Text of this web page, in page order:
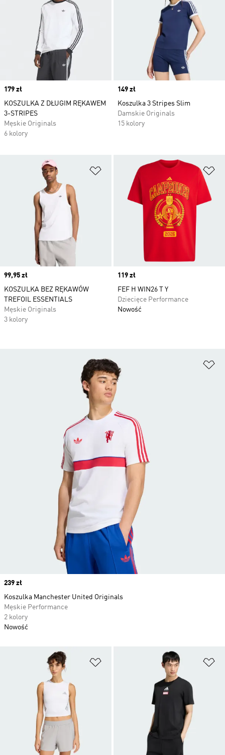
Price
179 zł
KOSZULKA Z DŁUGIM RĘKAWEM
3-STRIPES
Męskie Originals
6 kolory
Price
149 zł
Koszulka 3 Stripes Slim
Damskie Originals
15 kolory
Dodaj do listy życzeń
Price
99,95 zł
KOSZULKA BEZ RĘKAWÓW
TREFOIL ESSENTIALS
Męskie Originals
3 kolory
Price
119 zł
FEF H WIN26 T Y
Dziecięce Performance
Nowość
Dodaj do listy życzeń
Price
239 zł
Koszulka Manchester United Originals
Męskie Performance
2 kolory
Nowość